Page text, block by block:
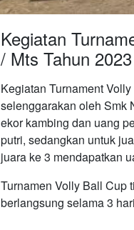
Kegiatan
/ Mts Tahun 2023
Kegiatan Turnament
selenggarakan oleh Smk
ekor kambing dan uang
putri, sedangkan untuk
juara ke 3 mendapatkan
Turnamen Volly Ball Cup
berlangsung selama 3